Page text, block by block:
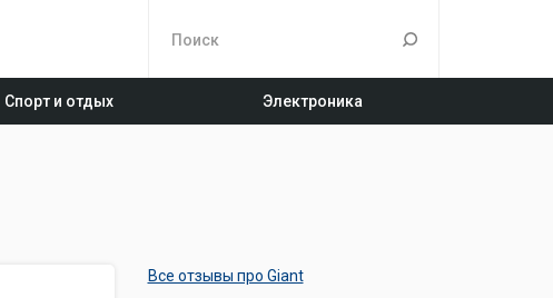
Спорт и отдых Электроника
Все отзывы про Giant